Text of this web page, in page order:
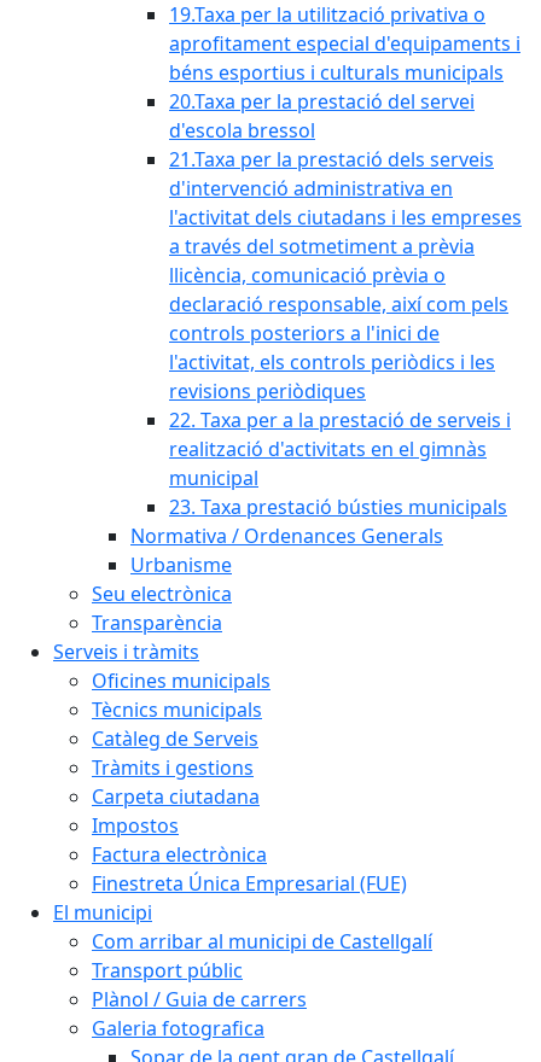
19.Taxa per la utilització privativa o
aprofitament especial d'equipaments i
béns esportius i culturals municipals
20.Taxa per la prestació del servei
d'escola bressol
21.Taxa per la prestació dels serveis
d'intervenció administrativa en
l'activitat dels ciutadans i les empreses
a través del sotmetiment a prèvia
llicència, comunicació prèvia o
declaració responsable, així com pels
controls posteriors a l'inici de
l'activitat, els controls periòdics i les
revisions periòdiques
22. Taxa per a la prestació de serveis i
realització d'activitats en el gimnàs
municipal
23. Taxa prestació bústies municipals
Normativa / Ordenances Generals
Urbanisme
Seu electrònica
Transparència
Serveis i tràmits
Oficines municipals
Tècnics municipals
Catàleg de Serveis
Tràmits i gestions
Carpeta ciutadana
Impostos
Factura electrònica
Finestreta Única Empresarial (FUE)
El municipi
Com arribar al municipi de Castellgalí
Transport públic
Plànol / Guia de carrers
Galeria fotografica